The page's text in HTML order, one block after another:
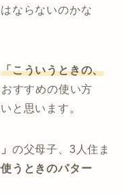
ならないのかな
「こういうときの、
すすめの使い方
と思います。
の父母子、3人住ま
使うときのパター